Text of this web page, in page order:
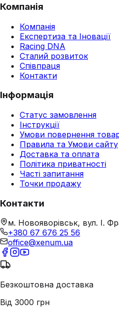
Компанія
Компанія
Експертиза та Іновації
Racing DNA
Сталий розвиток
Співпраця
Контакти
Інформація
Статус замовлення
Інструкції
Умови повернення
Правила та Умови сайту
Доставка та оплата
Політика приватності
Часті запитання
Точки продажу
Контакти
м. Новояворівськ, вул. І.
+380 67 676 25 56
office@xenum.ua
Безкоштовна доставка
Від 3000 грн